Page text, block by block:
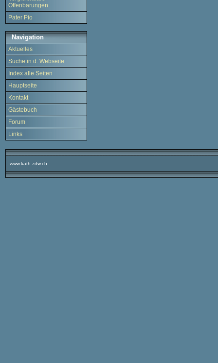
Offenbarungen
Pater Pio
Navigation
Aktuelles
Suche in d. Webseite
Index alle Seiten
Hauptseite
Kontakt
Gästebuch
Forum
Links
www.kath-zdw.ch